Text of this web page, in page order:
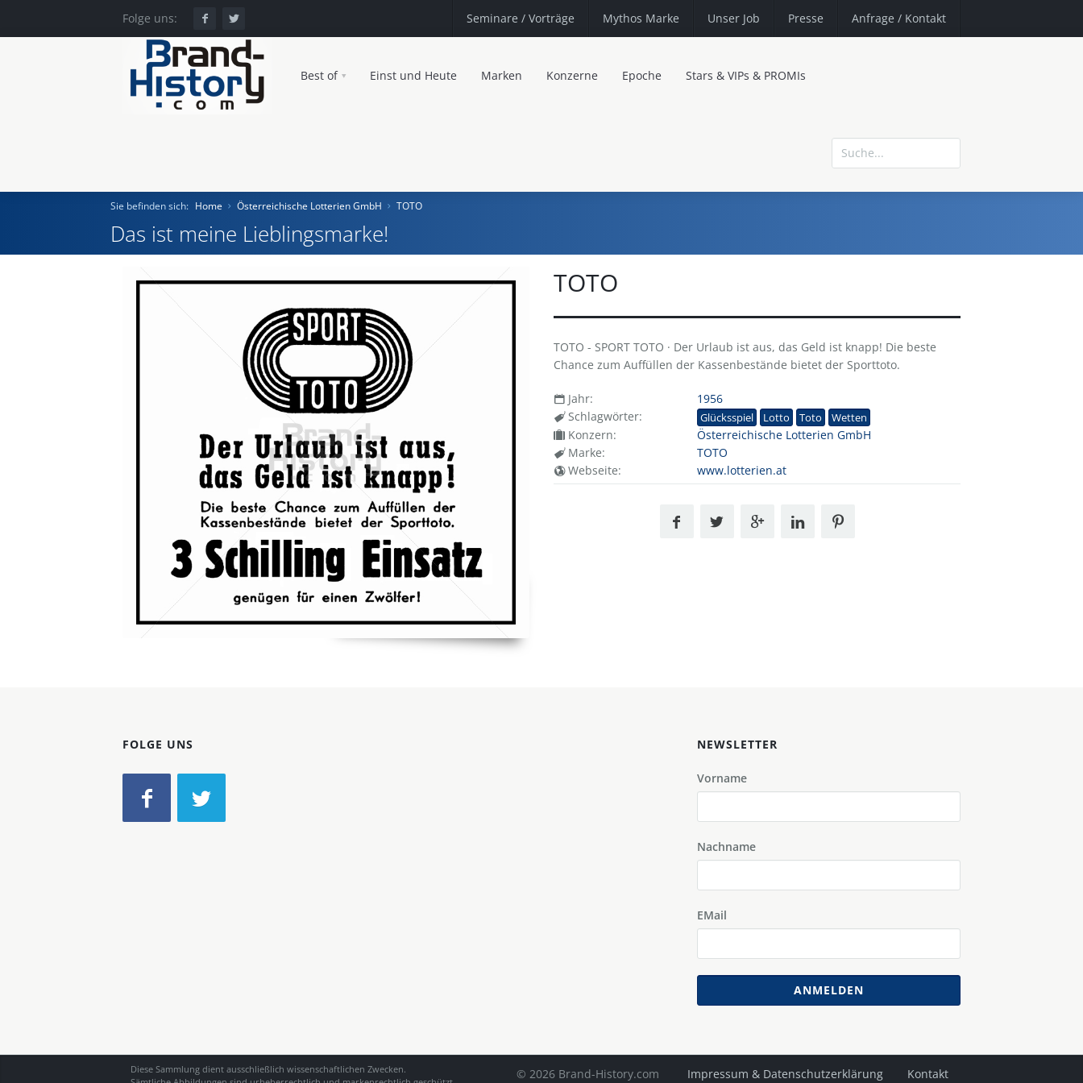
Folge uns: Seminare / Vorträge Mythos Marke Unser Job Presse Anfrage / Kontakt
Best of Einst und Heute Marken Konzerne Epoche Stars & VIPs & PROMIs
Einst und Heute
Sie befinden sich: Home Österreichische Lotterien GmbH TOTO
Das ist meine Lieblingsmarke!
TOTO
TOTO - SPORT TOTO · Der Urlaub ist aus, das Geld ist knapp! Die beste
Chance zum Auffüllen der Kassenbestände bietet der Sporttoto.
Jahr:
1956
Schlagwörter:
Glücksspiel Lotto Toto Wetten
Konzern:
Österreichische Lotterien GmbH
Marke:
TOTO
Webseite:
www.lotterien.at
FOLGE UNS NEWSLETTER
Vorname
Nachname
EMail
ANMELDEN
Impressum & Datenschutzerklärung Kontakt
© 2026 Brand-History.com
Diese Sammlung dient ausschließlich wissenschaftlichen Zwecken.